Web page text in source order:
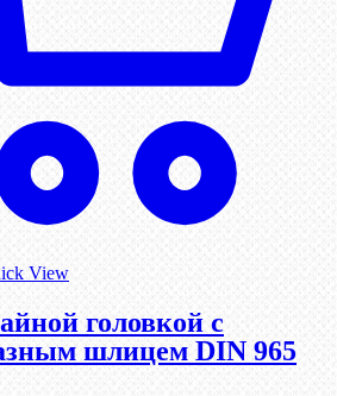
View
головкой с
шлицем DIN 965